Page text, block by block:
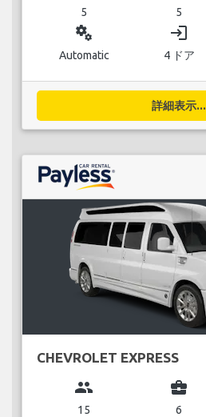
5 5
miscellaneous_services
Automatic
login
4 ドア
詳細表示...
CHEVROLET EXPRESS
group
15
business_center
6